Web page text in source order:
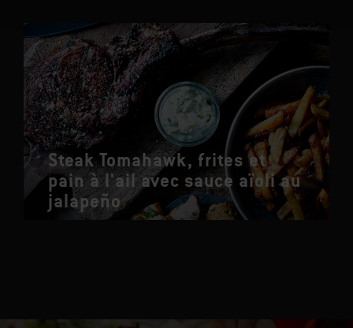
Steak Tomahawk, frites et
pain à l'ail avec sauce aïoli au
jalapeño